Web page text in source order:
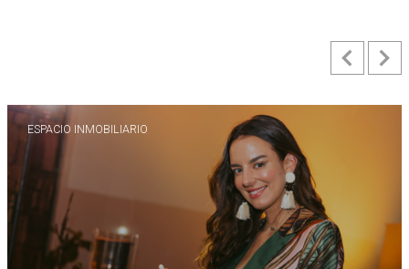
ESPACIO INMOBILIARIO